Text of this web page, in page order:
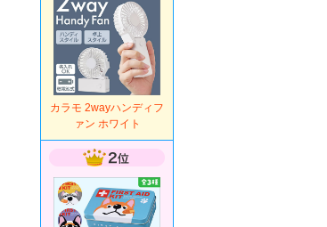
カラモ 2wayハンディフ
ァン ホワイト